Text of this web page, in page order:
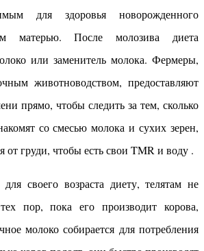
для здоровья новорожденного
матерью. После молозива диета
или заменитель молока. Фермеры,
животноводством, предоставляют
прямо, чтобы следить за тем, сколько
со смесью молока и сухих зерен,
от груди, чтобы есть свои TMR и воду .
своего возраста диету, телятам не
пор, пока его производит корова,
молоко собирается для потребления